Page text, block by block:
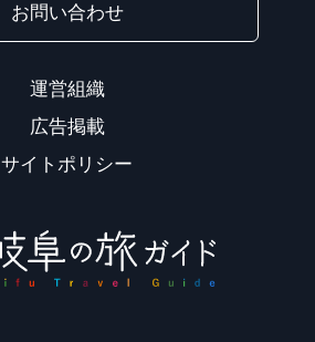
お問い合わせ
運営組織
広告掲載
サイトポリシー